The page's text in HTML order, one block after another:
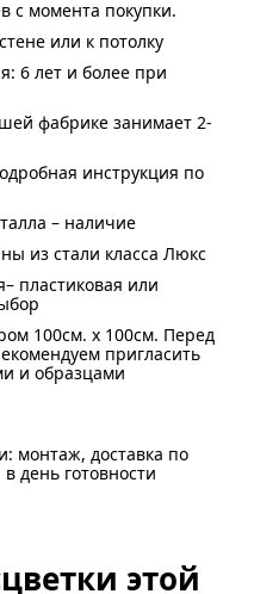
с момента покупки.
или к потолку
6 лет и более при
фабрике занимает 2-
инструкция по
– наличие
из стали класса Люкс
пластиковая или
100см. x 100см. Перед
пригласить
и образцами
монтаж, доставка по
день готовности
этой